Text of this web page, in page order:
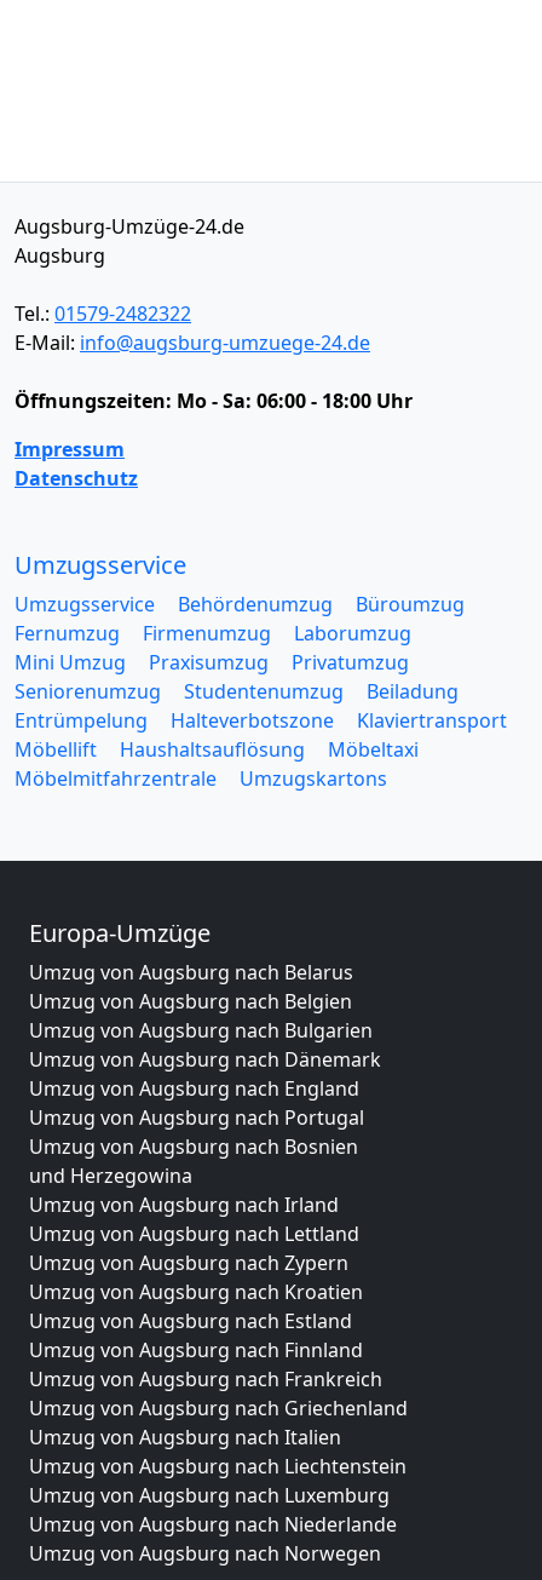
Augsburg-Umzüge-24.de
Augsburg
Tel.: 01579-2482322
E-Mail: info@augsburg-umzuege-24.de
Öffnungszeiten: Mo - Sa: 06:00 - 18:00 Uhr
Impressum
Datenschutz
Umzugsservice
Umzugsservice Behördenumzug
Büroumzug
Fernumzug
Firmenumzug
Laborumzug
Mini Umzug
Praxisumzug
Privatumzug
Seniorenumzug
Studentenumzug
Beiladung
Entrümpelung
Halteverbotszone
Klaviertransport
Möbellift
Haushaltsauflösung
Möbeltaxi
Möbelmitfahrzentrale
Umzugskartons
Europa-Umzüge
Umzug von Augsburg nach Belarus
Umzug von Augsburg nach Belgien
Umzug von Augsburg nach Bulgarien
Umzug von Augsburg nach Dänemark
Umzug von Augsburg nach England
Umzug von Augsburg nach Portugal
Umzug von Augsburg nach Bosnien
und Herzegowina
Umzug von Augsburg nach Irland
Umzug von Augsburg nach Lettland
Umzug von Augsburg nach Zypern
Umzug von Augsburg nach Kroatien
Umzug von Augsburg nach Estland
Umzug von Augsburg nach Finnland
Umzug von Augsburg nach Frankreich
Umzug von Augsburg nach Griechenland
Umzug von Augsburg nach Italien
Umzug von Augsburg nach Liechtenstein
Umzug von Augsburg nach Luxemburg
Umzug von Augsburg nach Niederlande
Umzug von Augsburg nach Norwegen